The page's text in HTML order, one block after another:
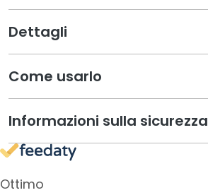
i
a
s
c
h
e
r
e
Dettagli
Come usarlo
Informazioni sulla sicurezza
Ottimo